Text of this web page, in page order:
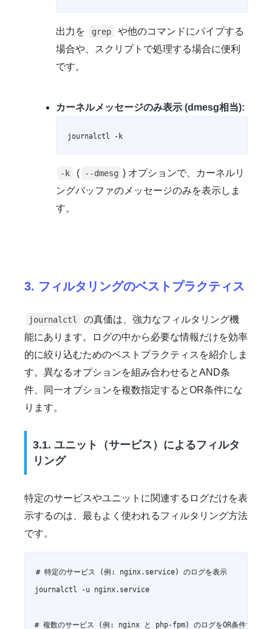
出力を grep
や他のコマンドにパイプする
場合や、スクリプトで処理する場合に便利
です。
カーネルメッセージのみ表示 (dmesg相当):
journalctl -k
-k ( --dmesg ) オプションで、カーネルリ
ングバッファのメッセージのみを表示しま
す。
3. フィルタリングのベストプラクティス
journalctl
の真価は、強力なフィルタリング機
能にあります。ログの中から必要な情報だけを効率
的に絞り込むためのベストプラクティスを紹介しま
す。異なるオプションを組み合わせるとAND条
件、同一オプションを複数指定するとOR条件にな
ります。
3.1. ユニット（サービス）によるフィルタ
リング
特定のサービスやユニットに関連するログだけを表
示するのは、最もよく使われるフィルタリング方法
です。
# 特定のサービス (例: nginx.service) のログを表示
journalctl -u nginx.service
# 複数のサービス (例: nginx と php-fpm) のログをOR条件で表示